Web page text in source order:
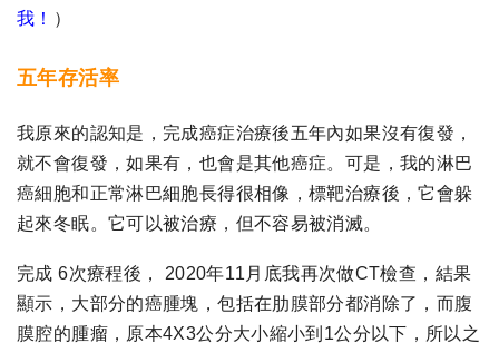
我！ ）
五年存活率
我原來的認知是，完成癌症治療後五年內如果沒有復發，
就不會復發，如果有，也會是其他癌症。可是，我的淋巴
癌細胞和正常淋巴細胞長得很相像，標靶治療後，它會躲
起來冬眠。它可以被治療，但不容易被消滅。
完成 6次療程後， 2020年11月底我再次做CT檢查，結果
顯示，大部分的癌腫塊，包括在肋膜部分都消除了，而腹
膜腔的腫瘤，原本4X3公分大小縮小到1公分以下，所以之